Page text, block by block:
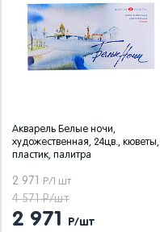
Акварель Белые ночи,
художественная, 24цв., кюветы,
пластик, палитра
2 971 Р/1 шт
4 571 Р/шт
2 971 Р/шт